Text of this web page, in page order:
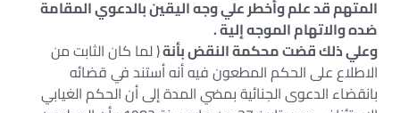
المتهم قد علم وأخطر علي وجه اليقين بالدعوي المقامة
ضده والاتهام الموجه إلية .
وعلي ذلك قضت محكمة النقض بأنة( لما كان الثابت من
الاطلاع على الحكم المطعون فيه أنه أستند في قضائه
بانقضاء الدعوى الجنائية بمضي المدة إلى أن الحكم الغيابي